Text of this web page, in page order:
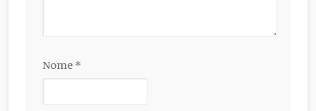
Nome *